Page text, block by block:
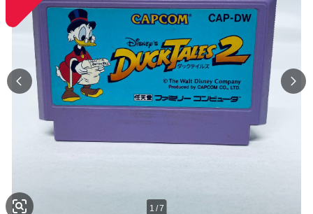
1 /7